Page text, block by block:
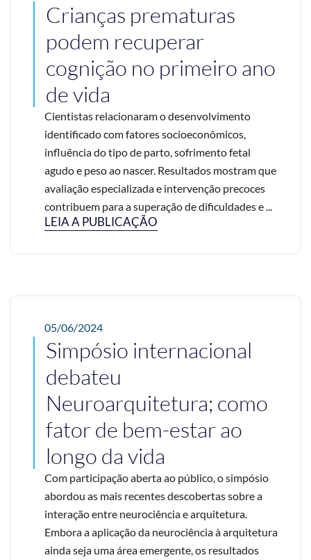
Crianças prematuras
podem recuperar
cognição no primeiro ano
de vida
Cientistas relacionaram o desenvolvimento
identificado com fatores socioeconômicos,
influência do tipo de parto, sofrimento fetal
agudo e peso ao nascer. Resultados mostram que
avaliação especializada e intervenção precoces
contribuem para a superação de dificuldades e ...
LEIA A PUBLICAÇÃO
05/06/2024
Simpósio internacional
debateu
Neuroarquitetura; como
fator de bem-estar ao
longo da vida
Com participação aberta ao público, o simpósio
abordou as mais recentes descobertas sobre a
interação entre neurociência e arquitetura.
Embora a aplicação da neurociência à arquitetura
ainda seja uma área emergente, os resultados